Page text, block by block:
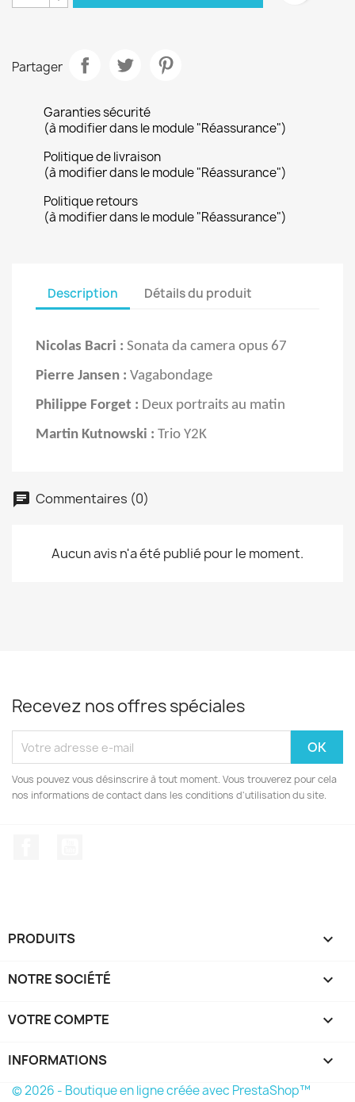
Partager
Garanties sécurité
(à modifier dans le module "Réassurance")
Politique de livraison
(à modifier dans le module "Réassurance")
Politique retours
(à modifier dans le module "Réassurance")
Description Détails du produit
Nicolas Bacri : Sonata da camera opus 67
Pierre Jansen : Vagabondage
Philippe Forget : Deux portraits au matin
Martin Kutnowski : Trio Y2K
Commentaires (0)
Aucun avis n'a été publié pour le moment.
Recevez nos offres spéciales
Vous pouvez vous désinscrire à tout moment. Vous trouverez pour cela
nos informations de contact dans les conditions d'utilisation du site.
PRODUITS 
NOTRE SOCIÉTÉ 
VOTRE COMPTE 
INFORMATIONS keyboard_arrow_down
© 2026 - Boutique en ligne créée avec PrestaShop™